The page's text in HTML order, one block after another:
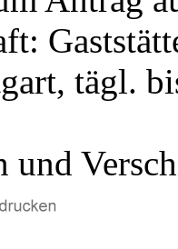
tägl.